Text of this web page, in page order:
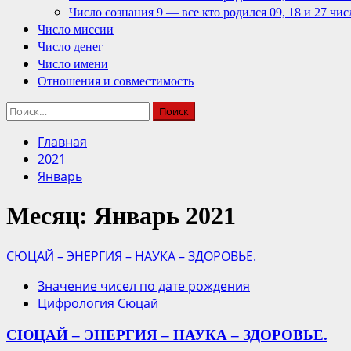
Число сознания 9 — все кто родился 09, 18 и 27
Число миссии
Число денег
Число имени
Отношения и совместимость
Найти:
Главная
2021
Январь
Месяц: Январь 2021
СЮЦАЙ – ЭНЕРГИЯ – НАУКА – ЗДОРОВЬЕ.
Значение чисел по дате рождения
Цифрология Сюцай
СЮЦАЙ – ЭНЕРГИЯ – НАУКА – ЗДОРОВЬЕ.